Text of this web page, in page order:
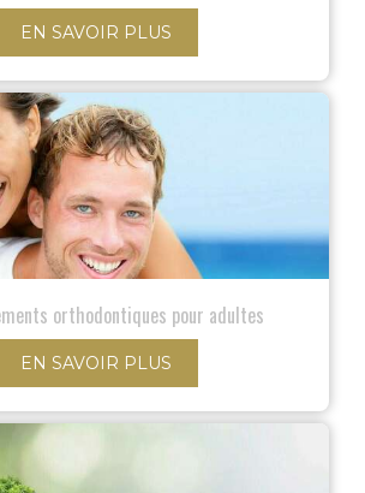
EN SAVOIR PLUS
orthodontiques pour adultes
EN SAVOIR PLUS